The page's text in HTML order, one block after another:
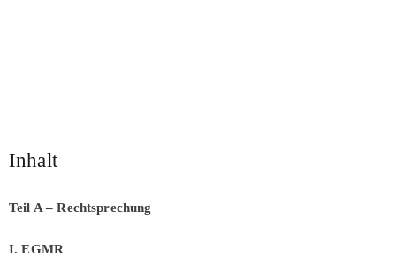
Inhalt
Teil A –Rechtsprechung
I. EGMR